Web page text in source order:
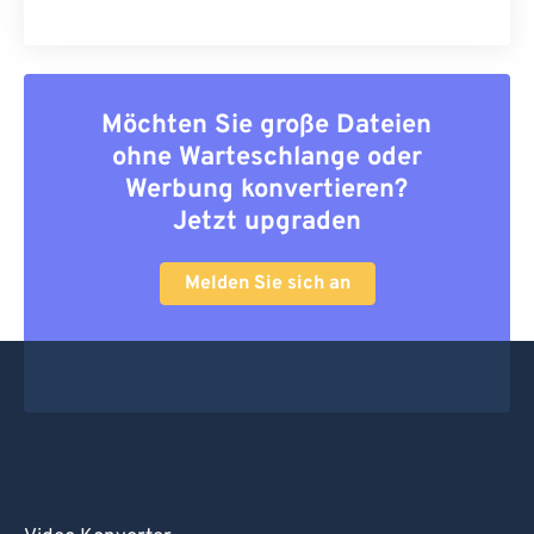
Möchten Sie große Dateien
ohne Warteschlange oder
Werbung konvertieren?
Jetzt upgraden
Melden Sie sich an